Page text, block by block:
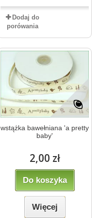
Dodaj do
porówania
wstążka bawełniana 'a pretty
baby'
2,00 zł
Do koszyka
Więcej